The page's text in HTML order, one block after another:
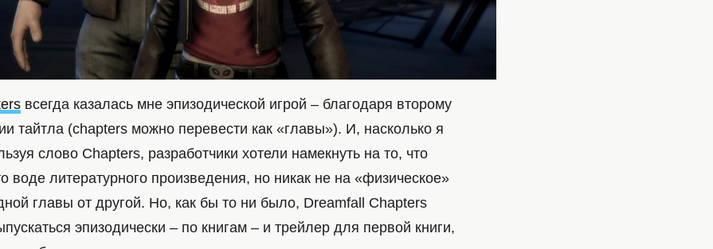
всегда казалась мне эпизодической игрой – благодаря второму
тайтла (chapters можно перевести как «главы»). И, насколько я
слово Chapters, разработчики хотели намекнуть на то, что
воде литературного произведения, но никак не на «физическое»
главы от другой. Но, как бы то ни было, Dreamfall Chapters
эпизодически – по книгам – и трейлер для первой книги,